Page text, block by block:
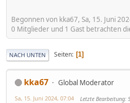
Begonnen von kka67, Sa, 15. Juni
0 Mitglieder und 1 Gast betrachten
NACH UNTEN Seiten 1
kka67 Global Moderator
Sa, 15. Juni 2024, 07:04 Letzte Bearbeitung: